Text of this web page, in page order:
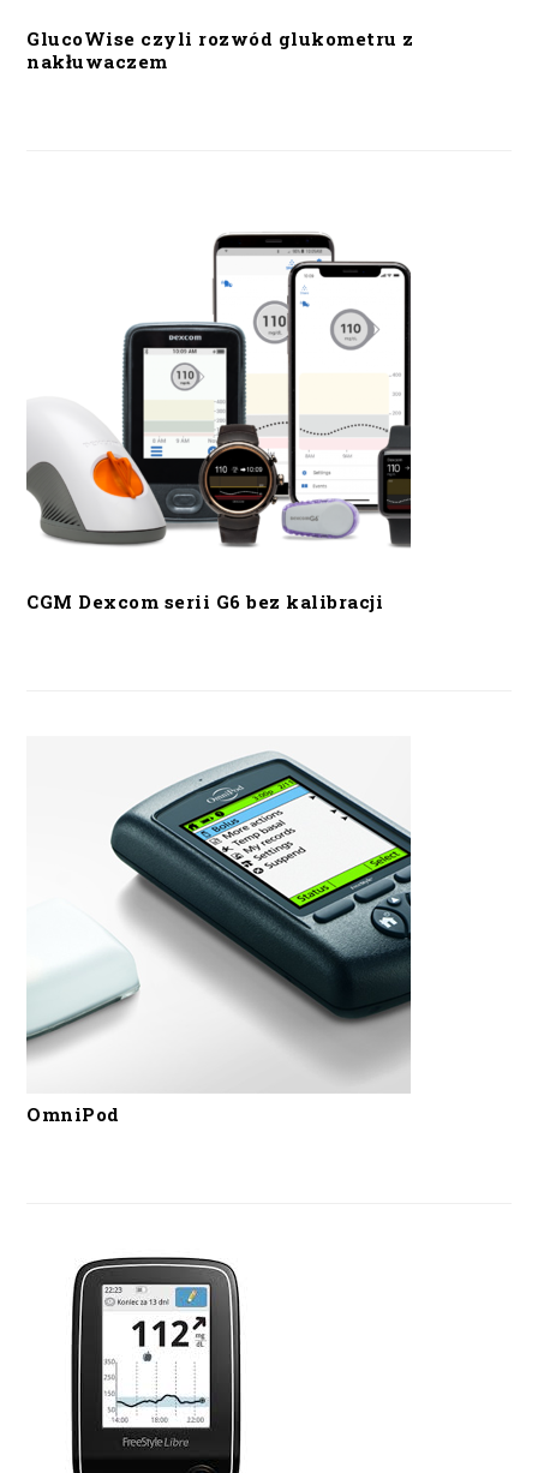
GlucoWise czyli rozwód glukometru z
nakłuwaczem
CGM Dexcom serii G6 bez kalibracji
OmniPod